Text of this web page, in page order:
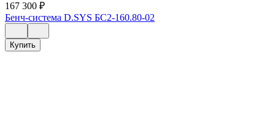
167 300 ₽
Бенч-система D.SYS БС2-160.80-02
Купить